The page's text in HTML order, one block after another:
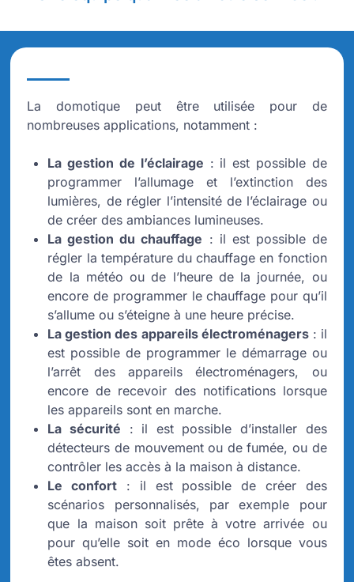
La domotique peut être utilisée pour de
nombreuses applications, notamment :
La gestion de l’éclairage : il est possible de
programmer l’allumage et l’extinction des
lumières, de régler l’intensité de l’éclairage ou
de créer des ambiances lumineuses.
La gestion du chauffage : il est possible de
régler la température du chauffage en fonction
de la météo ou de l’heure de la journée, ou
encore de programmer le chauffage pour qu’il
s’allume ou s’éteigne à une heure précise.
La gestion des appareils électroménagers: il
est possible de programmer le démarrage ou
l’arrêt des appareils électroménagers, ou
encore de recevoir des notifications lorsque
les appareils sont en marche.
La sécurité : il est possible d’installer des
détecteurs de mouvement ou de fumée, ou de
contrôler les accès à la maison à distance.
Le confort : il est possible de créer des
scénarios personnalisés, par exemple pour
que la maison soit prête à votre arrivée ou
pour qu’elle soit en mode éco lorsque vous
êtes absent.